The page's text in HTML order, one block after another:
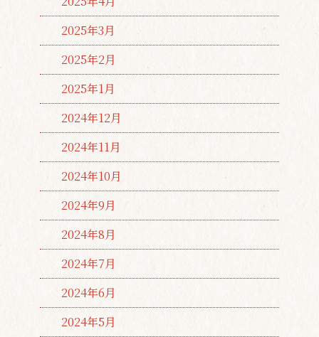
2025年3月
2025年2月
2025年1月
2024年12月
2024年11月
2024年10月
2024年9月
2024年8月
2024年7月
2024年6月
2024年5月